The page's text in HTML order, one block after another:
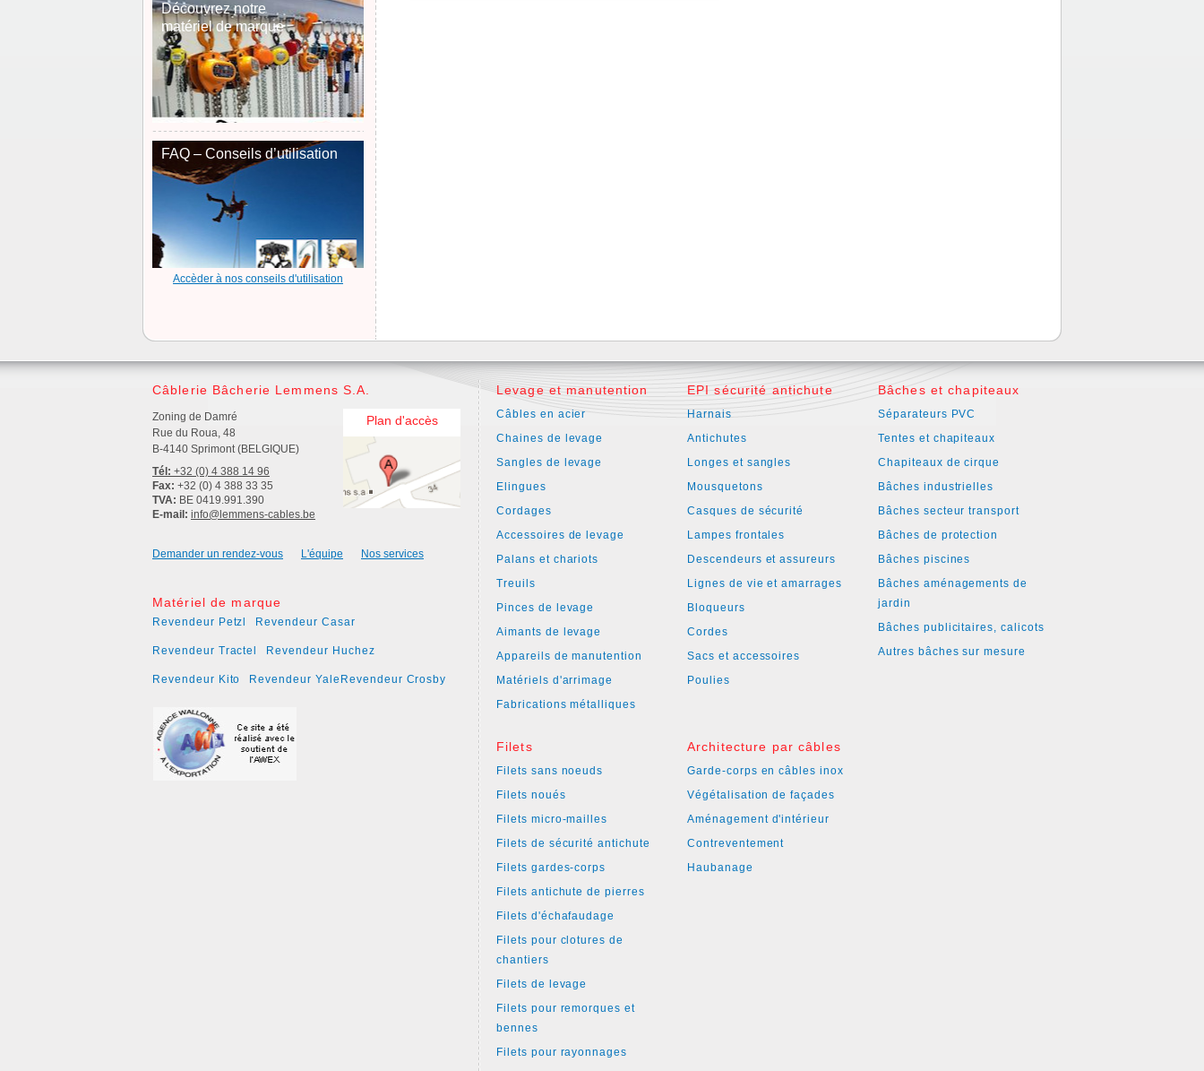
Découvrez notre
matériel de marque
FAQ – Conseils d’utilisation
Accèder à nos conseils d'utilisation
Câblerie Bâcherie Lemmens S.A.
Plan d'accès
Zoning de Damré
Rue du Roua, 48
B-4140 Sprimont (BELGIQUE)
Tél: +32 (0) 4 388 14 96
Fax: +32 (0) 4 388 33 35
TVA: BE 0419.991.390
E-mail: info@lemmens-cables.be
Demander un rendez-vous L'équipe Nos services
Matériel de marque
Revendeur Petzl Revendeur Casar
Revendeur Tractel Revendeur Huchez
Revendeur Kito Revendeur Yale Revendeur Crosby
Levage et manutention
Câbles en acier
Chaines de levage
Sangles de levage
Elingues
Cordages
Accessoires de levage
Palans et chariots
Treuils
Pinces de levage
Aimants de levage
Appareils de manutention
Matériels d'arrimage
Fabrications métalliques
EPI sécurité antichute
Harnais
Antichutes
Longes et sangles
Mousquetons
Casques de sécurité
Lampes frontales
Descendeurs et assureurs
Lignes de vie et amarrages
Bloqueurs
Cordes
Sacs et accessoires
Poulies
Bâches et chapiteaux
Séparateurs PVC
Tentes et chapiteaux
Chapiteaux de cirque
Bâches industrielles
Bâches secteur transport
Bâches de protection
Bâches piscines
Bâches aménagements de
jardin
Bâches publicitaires, calicots
Autres bâches sur mesure
Filets
Filets sans noeuds
Filets noués
Filets micro-mailles
Filets de sécurité antichute
Filets gardes-corps
Filets antichute de pierres
Filets d'échafaudage
Filets pour clotures de
chantiers
Filets de levage
Filets pour remorques et
bennes
Filets pour rayonnages
Architecture par câbles
Garde-corps en câbles inox
Végétalisation de façades
Aménagement d'intérieur
Contreventement
Haubanage